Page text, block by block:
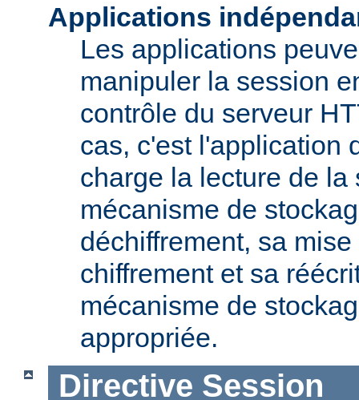
Applications
Les applications
manipuler la session
contrôle du serveur
cas, c'est l'application
charge la lecture de
mécanisme de
déchiffrement, sa
chiffrement et sa
mécanisme de
appropriée.
Directive Session